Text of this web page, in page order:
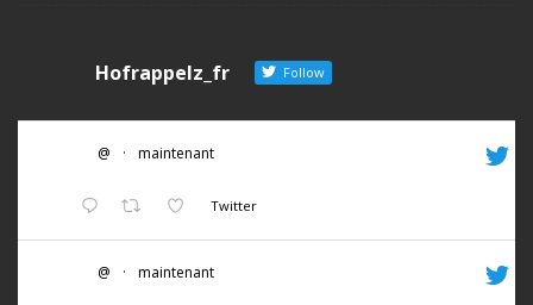
Hofrappelz_fr Follow
@ · maintenant
Twitter
@ · maintenant